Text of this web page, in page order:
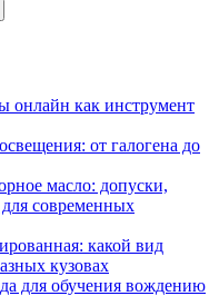
онлайн как инструмент
от галогена до
масло: допуски,
для современных
какой вид
кузовах
для обучения вождению